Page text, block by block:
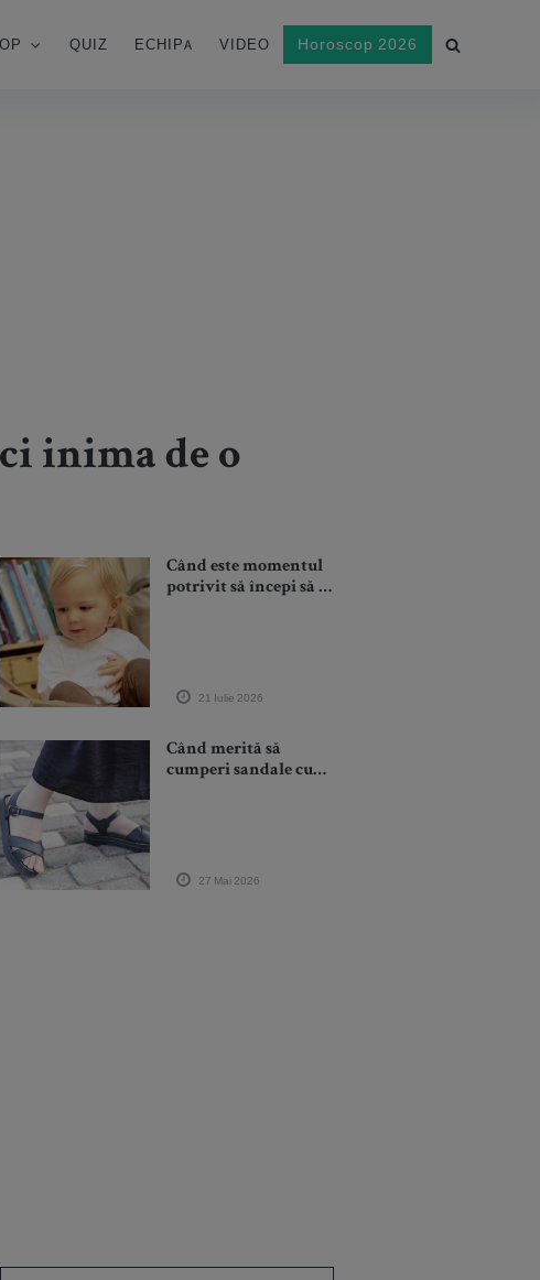
QUIZ ECHIPA VIDEO Horoscop 2026
inima de o
Când este momentul
potrivit să începi să îi
21 Iulie 2026
Când merită să
cumperi sandale cu
27 Mai 2026